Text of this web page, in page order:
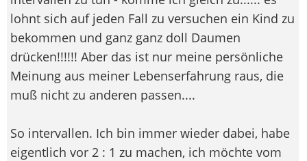
lohnt sich auf jeden Fall zu versuchen ein Kind zu
bekommen und ganz ganz doll Daumen
drücken!!!!!! Aber das ist nur meine persönliche
Meinung aus meiner Lebenserfahrung raus, die
muß nicht zu anderen passen....
So intervallen. Ich bin immer wieder dabei, habe
eigentlich vor 2 : 1 zu machen, ich möchte vom